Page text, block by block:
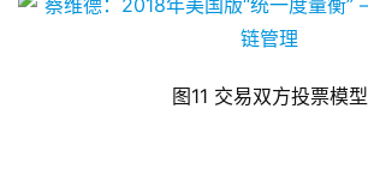
图11 交易双方投票模型